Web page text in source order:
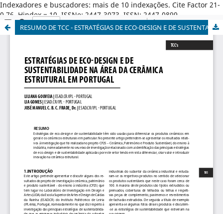
Indexadores e buscadores: mais de 10 indexações. Cite Factor 21-
0,76. Hindex = 10. ISSNe: 2447-3073. ISSN: 2447-0899.
RESUMO DE TCC - ESTRATÉGIAS DE ECO-DESIGN E DE SUSTENTABILIDADE NA ÁREA DA CERÂMICA ESTRUTURAL EM PORTUGAL